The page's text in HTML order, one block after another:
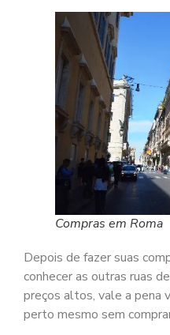
Compras em Roma
Depois de fazer suas
conhecer as outras ruas
preços altos, vale a pena
perto mesmo sem